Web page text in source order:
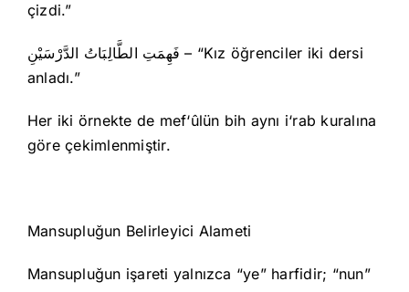
çizdi.”
فَهِمَتِ الطَّالِبَاتُ الدَّرْسَيْنِ – “Kız öğrenciler iki dersi
anladı.”
Her iki örnekte de mef‘ûlün bih aynı i‘rab kuralına
göre çekimlenmiştir.
Mansupluğun Belirleyici Alameti
Mansupluğun işareti yalnızca “ye” harfidir; “nun”